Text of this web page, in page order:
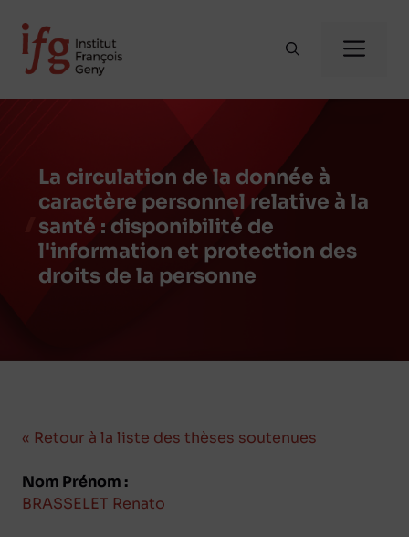
contenu
La circulation de la donnée à
caractère personnel relative à la
santé : disponibilité de
l'information et protection des
droits de la personne
« Retour à la liste des thèses soutenues
Nom Prénom :
BRASSELET Renato